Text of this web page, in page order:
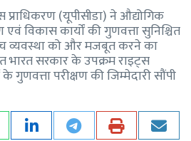
प्राधिकरण (यूपीसीडा) ने औद्योगिक
एवं विकास कार्यों की गुणवत्ता सुनिश्चित
व्यवस्था को और मजबूत करने का
सरकार के उपक्रम राइट्स
गुणवत्ता परीक्षण की जिम्मेदारी सौंपी